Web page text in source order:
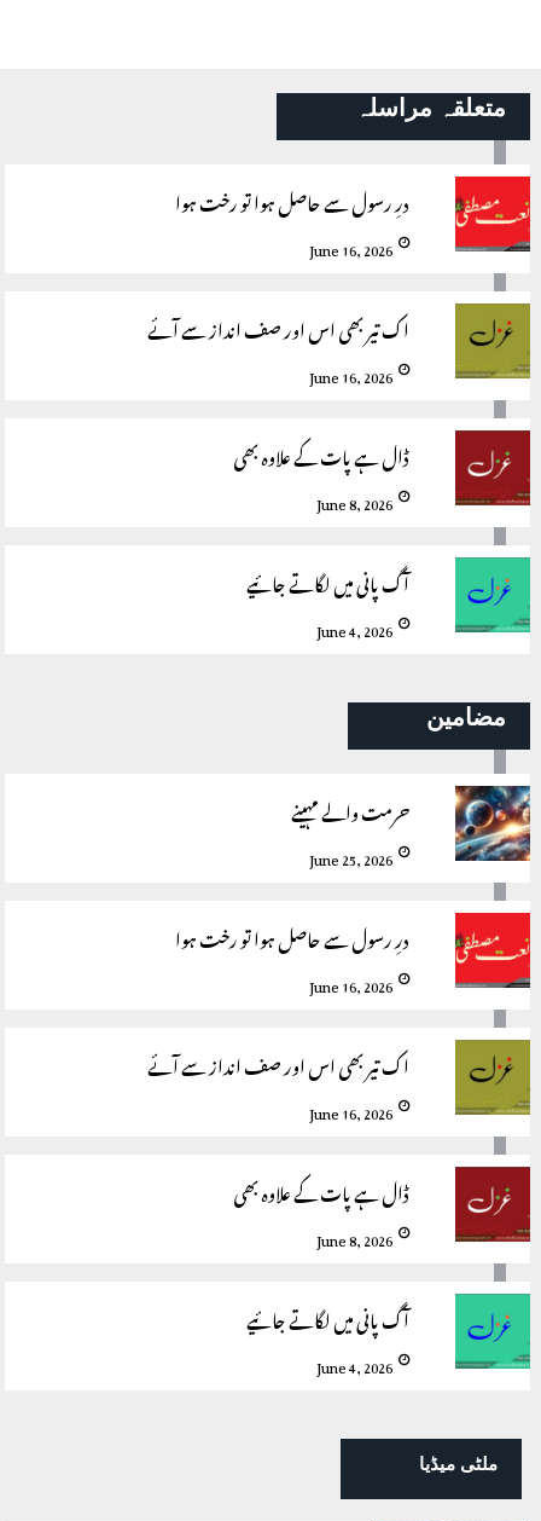
متعلقہ مراسلہ
درِ رسول سے حاصل ہوا تو رخت ہوا
June 16, 2026
اک تیر بھی اس اور صف انداز سے آئے
June 16, 2026
ڈال ہے پات کے علاوہ بھی
June 8, 2026
آگ پانی میں لگاتے جائیے
June 4, 2026
مضامین
حرمت والے مہینے
June 25, 2026
درِ رسول سے حاصل ہوا تو رخت ہوا
June 16, 2026
اک تیر بھی اس اور صف انداز سے آئے
June 16, 2026
ڈال ہے پات کے علاوہ بھی
June 8, 2026
آگ پانی میں لگاتے جائیے
June 4, 2026
ملٹی میڈیا